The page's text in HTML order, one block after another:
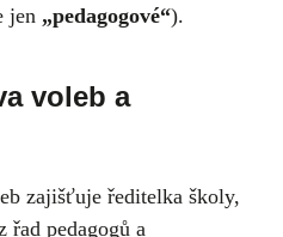
jen „pedagogové“).
voleb a
zajišťuje ředitelka školy,
řad pedagogů a